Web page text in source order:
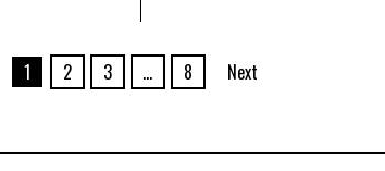
1 2 3 … 8 Next